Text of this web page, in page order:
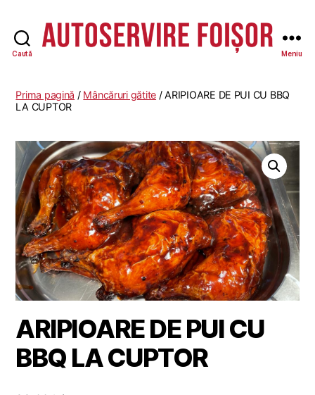
Caută Meniu
Prima pagină / Mâncăruri gătite / ARIPIOARE DE PUI CU BBQ
LA CUPTOR
ARIPIOARE DE PUI CU
BBQ LA CUPTOR